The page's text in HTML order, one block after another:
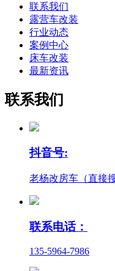
联系我们
露营车改装
行业动态
案例中心
床车改装
最新资讯
联系我们
抖音号:
老杨改房车（直接
联系电话：
135-5964-7986